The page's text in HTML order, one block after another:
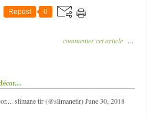
Repost 0
commenter cet article …
slimane tir (@slimanetir) June 30, 2018